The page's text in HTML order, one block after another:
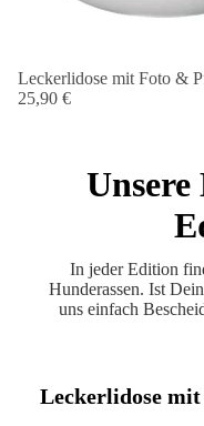
Leckerlidose mit Foto &
25,90 €
Unsere
In jeder Edition
Hunderassen. Ist
uns einfach
Leckerlidose